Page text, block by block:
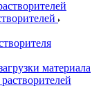
материала